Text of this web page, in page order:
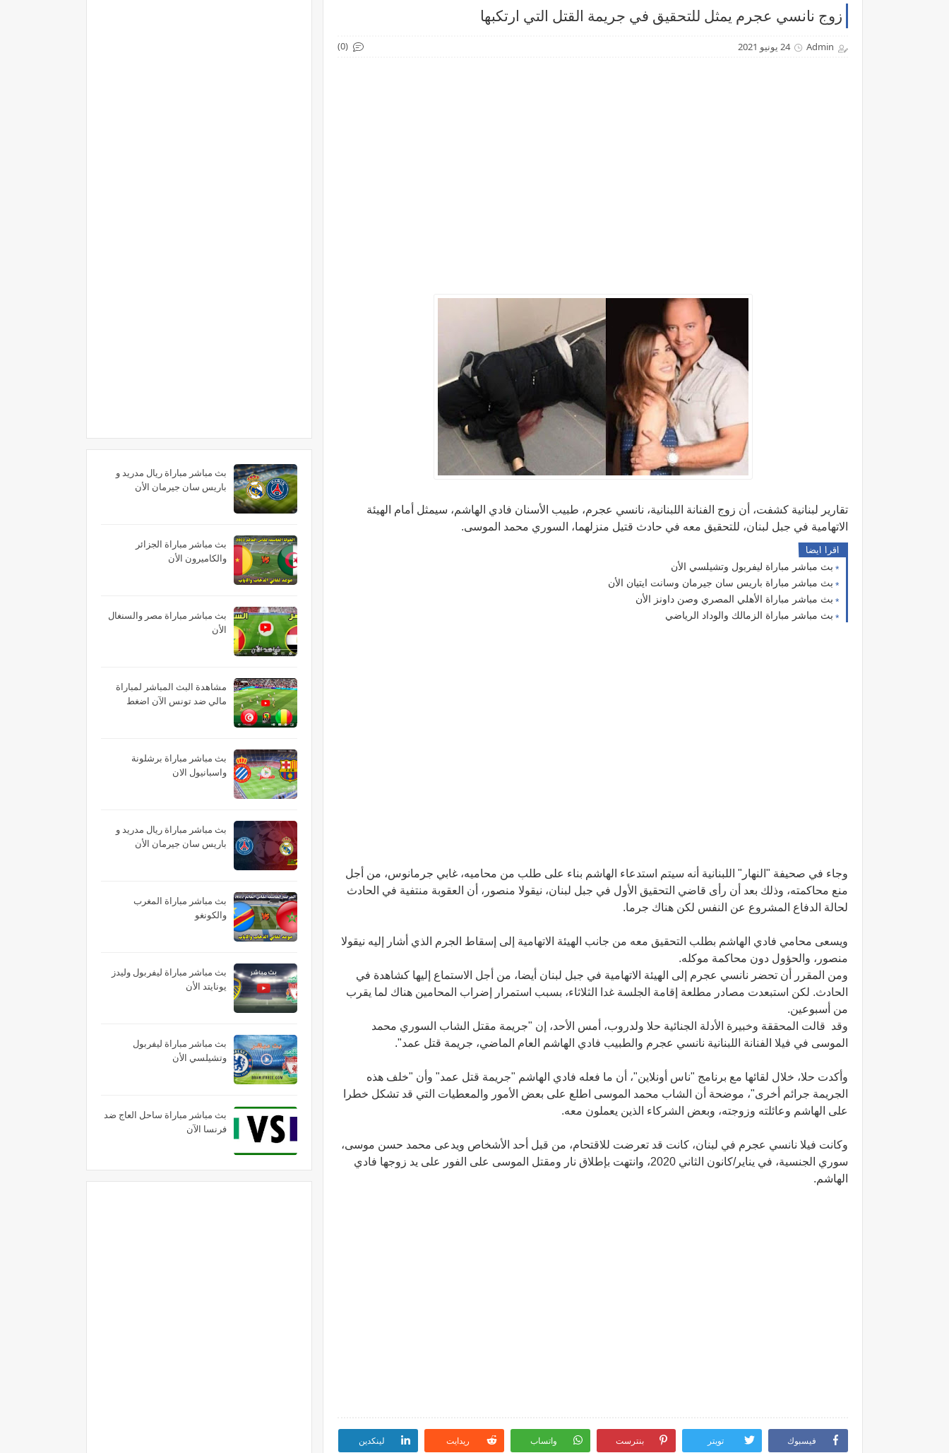
زوج نانسي عجرم يمثل للتحقيق في جريمة القتل التي ارتكبها
Admin 24 يونيو 2021 (0)
تقارير لبنانية كشفت، أن زوج الفنانة اللبنانية، نانسي عجرم، طبيب الأسنان فادي الهاشم، سيمثل أمام الهيئة
الاتهامية في جبل لبنان، للتحقيق معه في حادث قتيل منزلهما، السوري محمد الموسى.
اقرا ايضا
بث مباشر مباراة ليفربول وتشيلسي الأن
بث مباشر مباراة باريس سان جيرمان وسانت ايتيان الأن
بث مباشر مباراة الأهلي المصري وصن داونز الأن
بث مباشر مباراة الزمالك والوداد الرياضي
وجاء في صحيفة "النهار" اللبنانية أنه سيتم استدعاء الهاشم بناء على طلب من محاميه، غابي جرمانوس، من أجل
منع محاكمته، وذلك بعد أن رأى قاضي التحقيق الأول في جبل لبنان، نيقولا منصور، أن العقوبة منتفية في الحادث
لحالة الدفاع المشروع عن النفس لكن هناك جرما.
ويسعى محامي فادي الهاشم بطلب التحقيق معه من جانب الهيئة الاتهامية إلى إسقاط الجرم الذي أشار إليه نيقولا
منصور، والحؤول دون محاكمة موكله.
ومن المقرر أن تحضر نانسي عجرم إلى الهيئة الاتهامية في جبل لبنان أيضا، من أجل الاستماع إليها كشاهدة في
الحادث. لكن استبعدت مصادر مطلعة إقامة الجلسة غدا الثلاثاء، بسبب استمرار إضراب المحامين هناك لما يقرب
من أسبوعين.
وقد قالت المحققة وخبيرة الأدلة الجنائية حلا ولدروب، أمس الأحد، إن "جريمة مقتل الشاب السوري محمد
الموسى في فيلا الفنانة اللبنانية نانسي عجرم والطبيب فادي الهاشم العام الماضي، جريمة قتل عمد".
وأكدت حلا، خلال لقائها مع برنامج "ناس أونلاين"، أن ما فعله فادي الهاشم "جريمة قتل عمد" وأن "خلف هذه
الجريمة جرائم أخرى"، موضحة أن الشاب محمد الموسى اطلع على بعض الأمور والمعطيات التي قد تشكل خطرا
على الهاشم وعائلته وزوجته، وبعض الشركاء الذين يعملون معه.
وكانت فيلا نانسي عجرم في لبنان، كانت قد تعرضت للاقتحام، من قبل أحد الأشخاص ويدعى محمد حسن موسى،
‏سوري الجنسية، في يناير/كانون الثاني 2020، وانتهت بإطلاق نار ومقتل الموسى على الفور على يد زوجها فادي
الهاشم.
فيسبوك تويتر بنترست واتساب ريدايت لينكدين
بث مباشر مباراة ريال مدريد و
باريس سان جيرمان الأن
بث مباشر مباراة الجزائر
والكاميرون الأن
بث مباشر مباراة مصر والسنغال
الأن
مشاهدة البث المباشر لمباراة
مالي ضد تونس الآن اضغط
بث مباشر مباراة برشلونة
واسبانيول الان
بث مباشر مباراة ريال مدريد و
باريس سان جيرمان الأن
بث مباشر مباراة المغرب
والكونغو
بث مباشر مباراة ليفربول وليدز
يونايتد الأن
بث مباشر مباراة ليفربول
وتشيلسي الأن
بث مباشر مباراة ساحل العاج ضد
فرنسا الآن